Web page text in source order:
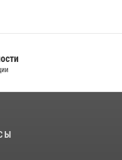
задержали
на бригаду
боевого опыта